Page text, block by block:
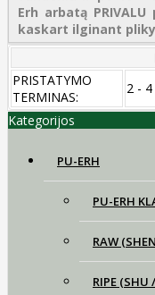
Erh arbatą
kaskart ilginant
PRISTATYMO
TERMINAS:
2 -
Kategorijos
PU-ERH
PU-ERH
RAW
RIPE (SHU